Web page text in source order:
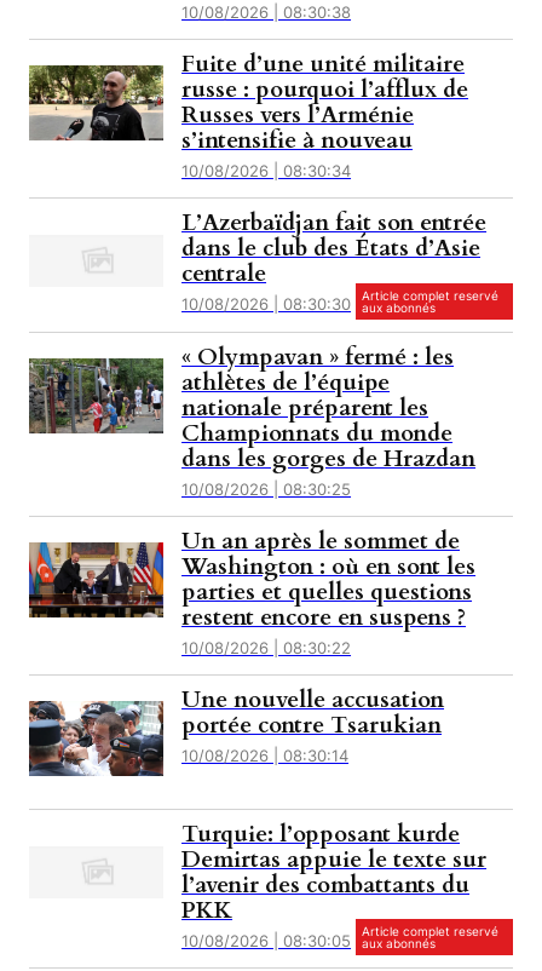
10/08/2026 | 08:30:38
Fuite d’une unité militaire
russe : pourquoi l’afflux de
Russes vers l’Arménie
s’intensifie à nouveau
10/08/2026 | 08:30:34
L’Azerbaïdjan fait son entrée
dans le club des États d’Asie
centrale
10/08/2026 | 08:30:30
Article complet reservé
aux abonnés
« Olympavan » fermé : les
athlètes de l’équipe
nationale préparent les
Championnats du monde
dans les gorges de Hrazdan
10/08/2026 | 08:30:25
Un an après le sommet de
Washington : où en sont les
parties et quelles questions
restent encore en suspens ?
10/08/2026 | 08:30:22
Une nouvelle accusation
portée contre Tsarukian
10/08/2026 | 08:30:14
Turquie: l’opposant kurde
Demirtas appuie le texte sur
l’avenir des combattants du
PKK
10/08/2026 | 08:30:05
Article complet reservé
aux abonnés